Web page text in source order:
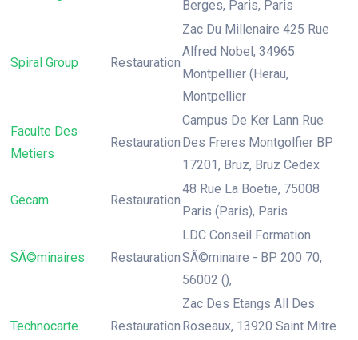
Berges, Paris, Paris
Spiral Group Restauration
Zac Du Millenaire 425 Rue
Alfred Nobel, 34965
Montpellier (Herau,
Montpellier
Faculte Des
Metiers
Restauration
Campus De Ker Lann Rue
Des Freres Montgolfier BP
17201, Bruz, Bruz Cedex
Gecam Restauration
48 Rue La Boetie, 75008
Paris (Paris), Paris
SÃ©minaires Restauration
LDC Conseil Formation
SÃ©minaire - BP 200 70,
56002 (),
Technocarte Restauration
Zac Des Etangs All Des
Roseaux, 13920 Saint Mitre